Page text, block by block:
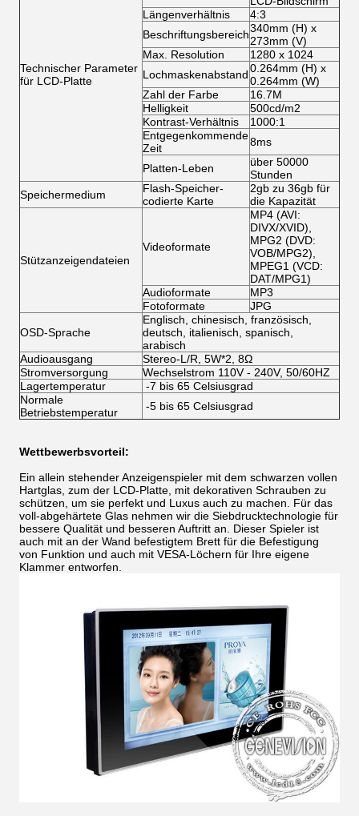
Technischer Parameter
für LCD-Platte
Längenverhältnis
4:3
Beschriftungsbereich340mm (H) x
273mm (V)
Max. Resolution
1280 x 1024
Lochmaskenabstand0.264mm (H) x
0.264mm (W)
Zahl der Farbe
16.7M
Helligkeit
500cd/m2
Kontrast-Verhältnis
1000:1
Entgegenkommende
Zeit
8ms
Platten-Leben
über 50000
Stunden
Speichermedium
Flash-Speicher-
codierte Karte
2gb zu 36gb für
die Kapazität
Stützanzeigendateien
Videoformate
MP4 (AVI:
DIVX/XVID),
MPG2 (DVD:
VOB/MPG2),
MPEG1 (VCD:
DAT/MPG1)
Audioformate
MP3
Fotoformate
JPG
OSD-Sprache
Englisch, chinesisch, französisch,
deutsch, italienisch, spanisch,
arabisch
Audioausgang
Stereo-L/R, 5W*2, 8Ω
Stromversorgung
Wechselstrom 110V - 240V, 50/60HZ
Lagertemperatur
-7 bis 65 Celsiusgrad
Normale
Betriebstemperatur
-5 bis 65 Celsiusgrad
Wettbewerbsvorteil:
Ein allein stehender Anzeigenspieler mit dem schwarzen vollen
Hartglas, zum der LCD-Platte, mit dekorativen Schrauben zu
schützen, um sie perfekt und Luxus auch zu machen. Für das
voll-abgehärtete Glas nehmen wir die Siebdrucktechnologie für
bessere Qualität und besseren Auftritt an. Dieser Spieler ist
auch mit an der Wand befestigtem Brett für die Befestigung
von Funktion und auch mit VESA-Löchern für Ihre eigene
Klammer entworfen.